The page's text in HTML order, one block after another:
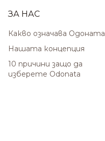
ЗА НАС
Какво означава Одоната
Нашата концепция
10 причини защо да
изберете Odonata